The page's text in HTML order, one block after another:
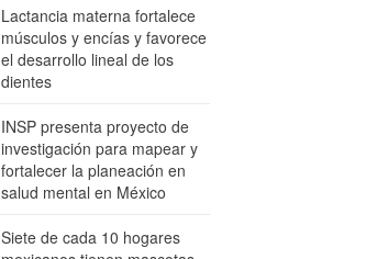
Lactancia materna fortalece
músculos y encías y favorece
el desarrollo lineal de los
dientes
INSP presenta proyecto de
investigación para mapear y
fortalecer la planeación en
salud mental en México
Siete de cada 10 hogares